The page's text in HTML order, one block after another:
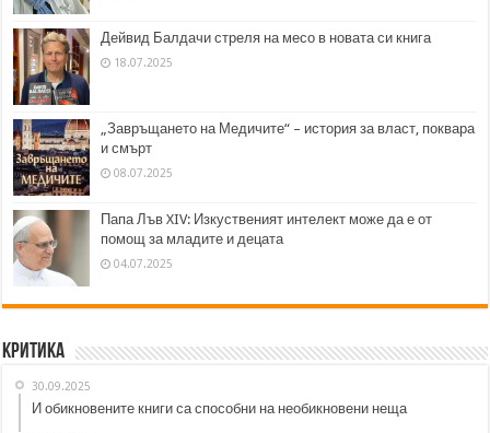
Дейвид Балдачи стреля на месо в новата си книга
18.07.2025
„Завръщането на Медичите“ – история за власт, поквара
и смърт
08.07.2025
Папа Лъв XIV: Изкуственият интелект може да е от
помощ за младите и децата
04.07.2025
Критика
30.09.2025
И обикновените книги са способни на необикновени неща